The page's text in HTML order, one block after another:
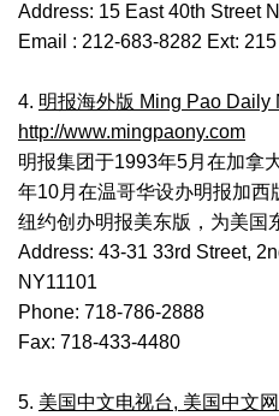
Address: 15 East 40th Street
Email : 212-683-8282 Ext: 215
4. 明报海外版 Ming Pao Daily
http://www.mingpaony.com
明报集团于1993年5月在加拿
年10月在温哥华设办明报加西
纽约创办明报美东版，为美国
Address: 43-31 33rd Street,
NY11101
Phone: 718-786-2888
Fax: 718-433-4480
5. 美国中文电视台, 美国中文网